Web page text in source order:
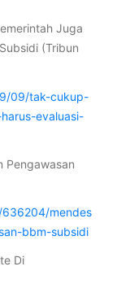
Juga
(Tribun
09/tak-cukup-
evaluasi-
Pengawasan
mendes
bbm-subsidi
Di